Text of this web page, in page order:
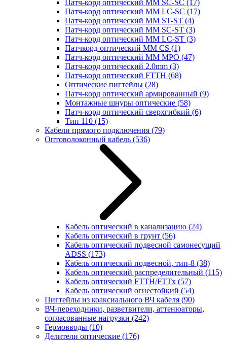
Патч-корд оптический MM SC-SC (17)
Патч-корд оптический MM LC-SC (17)
Патч-корд оптический MM ST-ST (4)
Патч-корд оптический MM SC-ST (3)
Патч-корд оптический MM LC-ST (3)
Патчкорд оптический MM CS (1)
Патч-корд оптический MM MPO (47)
Патч-корд оптический 2.0mm (3)
Патч-корд оптический FTTH (68)
Оптические пигтейлы (28)
Патч-корд оптический армированный (9)
Монтажные шнуры оптические (58)
Патч-корд оптический сверхгибкий (6)
Тип 110 (15)
Кабели прямого подключения (79)
Оптоволоконный кабель (536)
Кабель оптический в канализацию (24)
Кабель оптический в грунт (56)
Кабель оптический подвесной самонесущий
ADSS (173)
Кабель оптический подвесной, тип-8 (38)
Кабель оптический распределительный (115)
Кабель оптический FTTH/FTTx (57)
Кабель оптический огнестойкий (54)
Пигтейлы из коаксиального ВЧ кабеля (90)
ВЧ-переходники, разветвители, аттенюаторы,
согласованные нагрузки (242)
Гермовводы (10)
Делители оптические (176)